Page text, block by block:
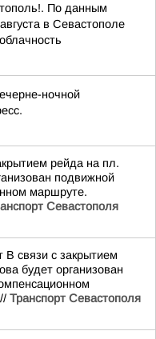
По данным
в Севастополе
ночной
рейда на пл.
подвижной
маршруте.
Севастополя
связи с закрытием
будет организован
// Транспорт Севастополя